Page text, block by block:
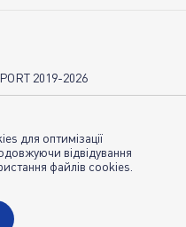
2019-2026
для оптимізації
відвідування
файлів cookies.